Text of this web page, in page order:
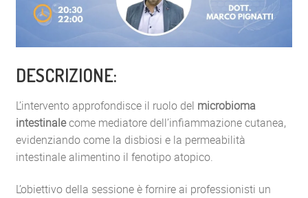
DESCRIZIONE:
L’intervento approfondisce il ruolo del microbioma
intestinalecome mediatore dell’infiammazione cutanea,
evidenziando come la disbiosi e la permeabilità
intestinale alimentino il fenotipo atopico.
L’obiettivo della sessione è fornire ai professionisti un